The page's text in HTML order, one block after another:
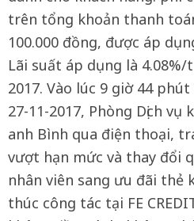
trên tổng khoản thanh
100.000 đồng, được áp
Lãi suất áp dụng là
2017. Vào lúc 9 giờ 44
27-11-2017, Phòng Dịch vụ
anh Bình qua điện thoại,
vượt hạn mức và thay đổi
nhân viên sang ưu đãi thẻ
thúc công tác tại FE